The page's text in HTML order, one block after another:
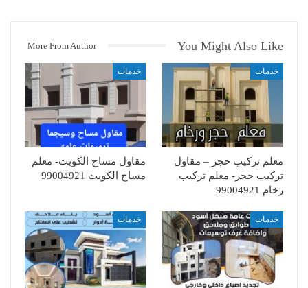
You Might Also Like
More From Author
خدمات
معلم تركيب حجر – مقاول
تركيب حجر- معلم تركيب
رخام 99004921
خدمات
مقاول مساح الكويت- معلم
مساح الكويت 99004921
خدمات خدمات